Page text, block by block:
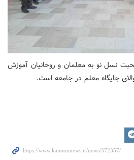
نسل نو به معلمان و روحانیان آموزش
جایگاه معلم در جامعه است.